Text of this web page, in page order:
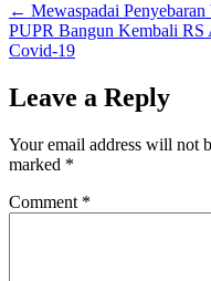
← Mewaspadai
PUPR Bangun Kembali
Covid-19
Leave a Reply
Your email address will not
marked *
Comment *